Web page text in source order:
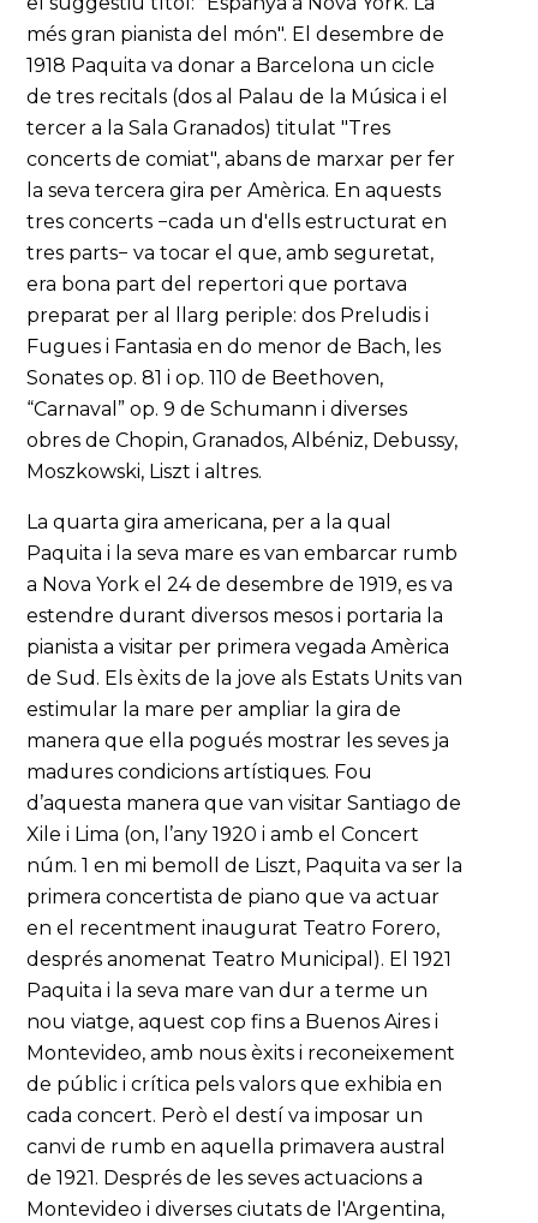
més gran pianista del món". El desembre de
1918 Paquita va donar a Barcelona un cicle
de tres recitals (dos al Palau de la Música i el
tercer a la Sala Granados) titulat "Tres
concerts de comiat", abans de marxar per fer
la seva tercera gira per Amèrica. En aquests
tres concerts −cada un d'ells estructurat en
tres parts− va tocar el que, amb seguretat,
era bona part del repertori que portava
preparat per al llarg periple: dos Preludis i
Fugues i Fantasia en do menor de Bach, les
Sonates op. 81 i op. 110 de Beethoven,
“Carnaval” op. 9 de Schumann i diverses
obres de Chopin, Granados, Albéniz, Debussy,
Moszkowski, Liszt i altres.
La quarta gira americana, per a la qual
Paquita i la seva mare es van embarcar rumb
a Nova York el 24 de desembre de 1919, es va
estendre durant diversos mesos i portaria la
pianista a visitar per primera vegada Amèrica
de Sud. Els èxits de la jove als Estats Units van
estimular la mare per ampliar la gira de
manera que ella pogués mostrar les seves ja
madures condicions artístiques. Fou
d’aquesta manera que van visitar Santiago de
Xile i Lima (on, l’any 1920 i amb el Concert
núm. 1 en mi bemoll de Liszt, Paquita va ser la
primera concertista de piano que va actuar
en el recentment inaugurat Teatro Forero,
després anomenat Teatro Municipal). El 1921
Paquita i la seva mare van dur a terme un
nou viatge, aquest cop fins a Buenos Aires i
Montevideo, amb nous èxits i reconeixement
de públic i crítica pels valors que exhibia en
cada concert. Però el destí va imposar un
canvi de rumb en aquella primavera austral
de 1921. Després de les seves actuacions a
Montevideo i diverses ciutats de l'Argentina,